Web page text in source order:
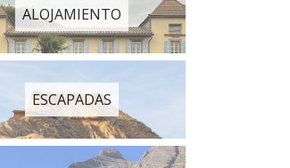
ALOJAMIENTO
ESCAPADAS